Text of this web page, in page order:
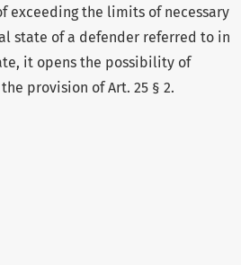
exceeding the limits of necessary
state of a defender referred to in
it opens the possibility of
provision of Art. 25 § 2.